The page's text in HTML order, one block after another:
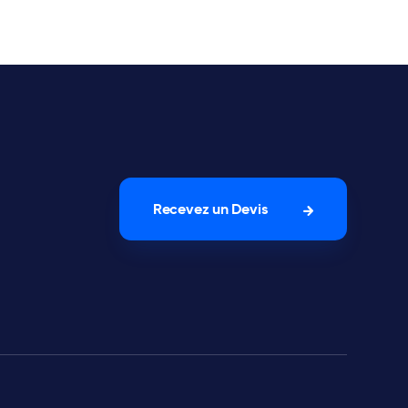
Recevez un Devis